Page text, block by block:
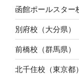
函館ポールスター
別府校（大分県）
前橋校（群馬県）
北千住校（東京都）